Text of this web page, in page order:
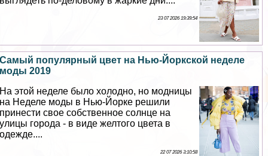
23 07 2026 19:39:54
Самый популярный цвет на Нью-Йоркской неделе
моды 2019
На этой неделе было холодно, но модницы
на Неделе моды в Нью-Йорке решили
принести свое собственное солнце на
улицы города - в виде желтого цвета в
одежде....
22 07 2026 3:10:58